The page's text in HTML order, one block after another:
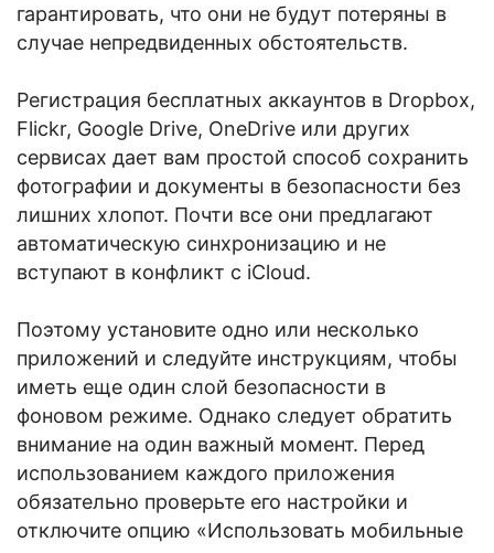
гарантировать, что они не будут потеряны в
случае непредвиденных обстоятельств.
Регистрация бесплатных аккаунтов в Dropbox,
Flickr, Google Drive, OneDrive или других
сервисах дает вам простой способ сохранить
фотографии и документы в безопасности без
лишних хлопот. Почти все они предлагают
автоматическую синхронизацию и не
вступают в конфликт с iCloud.
Поэтому установите одно или несколько
приложений и следуйте инструкциям, чтобы
иметь еще один слой безопасности в
фоновом режиме. Однако следует обратить
внимание на один важный момент. Перед
использованием каждого приложения
обязательно проверьте его настройки и
отключите опцию «Использовать мобильные